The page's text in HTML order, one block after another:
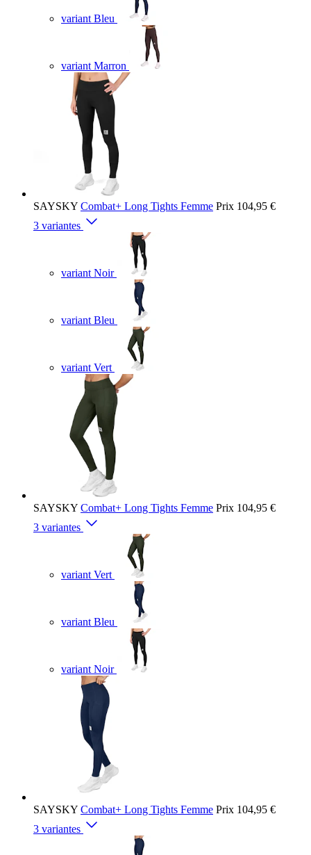
variant Bleu
variant Marron
SAYSKY Combat+ Long Tights Femme Prix 104,95 €
3 variantes
variant Noir
variant Bleu
variant Vert
SAYSKY Combat+ Long Tights Femme Prix 104,95 €
3 variantes
variant Vert
variant Bleu
variant Noir
SAYSKY Combat+ Long Tights Femme Prix 104,95 €
3 variantes